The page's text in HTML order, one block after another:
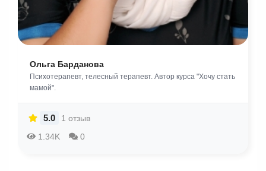
Ольга Барданова
Психотерапевт, телесный терапевт. Автор курса "Хочу стать
мамой".
1.34K 0
5.0 1 отзыв